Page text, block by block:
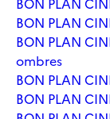
BON PLAN
BON PLAN
ombres
BON PLAN
BON PLAN